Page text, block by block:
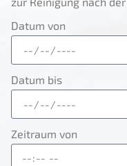
Datum von
Datum bis
Zeitraum von